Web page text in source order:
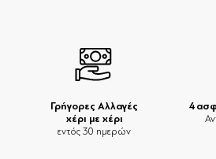
Γρήγορες Αλλαγές
χέρι με χέρι
εντός 30 ημερών
4